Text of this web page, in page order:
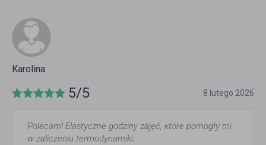
Karolina
5/5 8 lutego 2026
Polecam! Elastyczne godziny zajęć, które pomogły mi
w zaliczeniu termodynamiki.